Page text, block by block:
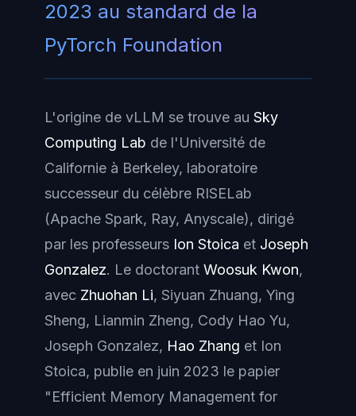
2023 au standard de la
PyTorch Foundation
L'origine de vLLM se trouve au Sky
Computing Lab de l'Université de
Californie à Berkeley, laboratoire
successeur du célèbre RISELab
(Apache Spark, Ray, Anyscale), dirigé
par les professeurs Ion Stoica et Joseph
Gonzalez. Le doctorant Woosuk Kwon,
avec Zhuohan Li, Siyuan Zhuang, Ying
Sheng, Lianmin Zheng, Cody Hao Yu,
Joseph Gonzalez, Hao Zhang et Ion
Stoica, publie en juin 2023 le papier
"Efficient Memory Management for